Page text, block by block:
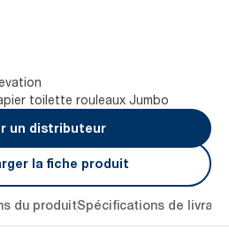
toilette rouleaux Jumbo
un distributeur
la fiche produit
du produitSpécifications de